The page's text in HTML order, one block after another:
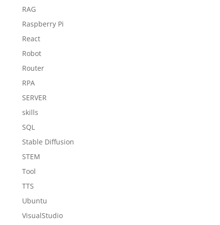
RAG
Raspberry Pi
React
Robot
Router
RPA
SERVER
skills
SQL
Stable Diffusion
STEM
Tool
TTS
Ubuntu
VisualStudio